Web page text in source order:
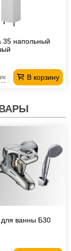
35 напольный
В корзину
ванны Б30